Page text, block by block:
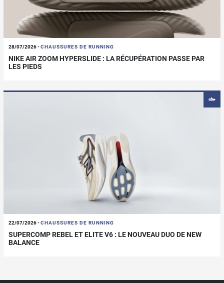
28/07/2026-CHAUSSURES DE RUNNING
NIKE AIR ZOOM HYPERSLIDE : LA RÉCUPÉRATION PASSE PAR
LES PIEDS
22/07/2026-CHAUSSURES DE RUNNING
SUPERCOMP REBEL ET ELITE V6 : LE NOUVEAU DUO DE NEW
BALANCE